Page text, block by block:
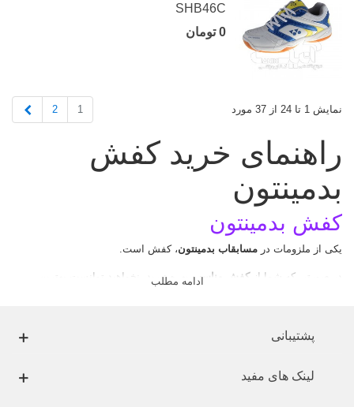
SHB46C
0 تومان
نمایش 1 تا 24 از 37 مورد 1
2
راهنمای خرید کفش
بدمینتون
کفش بدمینتون
یکی از ملزومات در مسابقاب بدمینتون، کفش است.
در صورتی که شما ازکفش مناسب
بهره نبرید، نخواهید توانست بهترین
ادامه مطلب
پشتیبانی
لینک های مفید